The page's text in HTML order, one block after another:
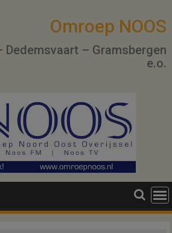
Omroep NOOS
Dedemsvaart – Gramsbergen
e.o.